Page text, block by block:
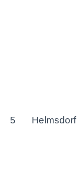
5
Helmsdorf